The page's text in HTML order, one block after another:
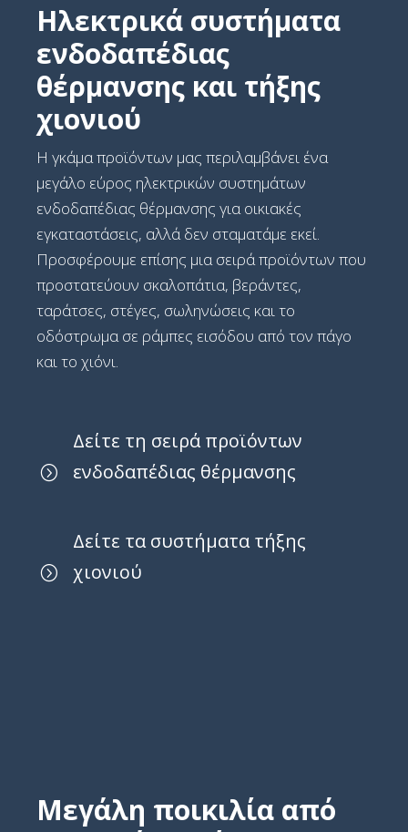
Ηλεκτρικά συστήματα
ενδοδαπέδιας
θέρμανσης και τήξης
χιονιού
Η γκάμα προϊόντων μας περιλαμβάνει ένα
μεγάλο εύρος ηλεκτρικών συστημάτων
ενδοδαπέδιας θέρμανσης για οικιακές
εγκαταστάσεις, αλλά δεν σταματάμε εκεί.
Προσφέρουμε επίσης μια σειρά προϊόντων που
προστατεύουν σκαλοπάτια, βεράντες,
ταράτσες, στέγες, σωληνώσεις και το
οδόστρωμα σε ράμπες εισόδου από τον πάγο
και το χιόνι.
Δείτε τη σειρά προϊόντων
ενδοδαπέδιας θέρμανσης
Δείτε τα συστήματα τήξης
χιονιού
Μεγάλη ποικιλία από